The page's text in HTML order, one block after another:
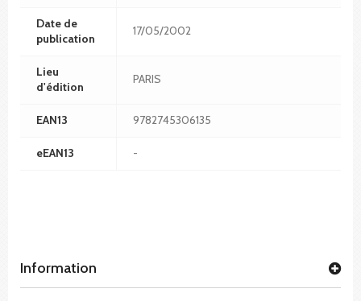
Date de
publication
17/05/2002
Lieu
d'édition
PARIS
EAN13 9782745306135
eEAN13 -
Information